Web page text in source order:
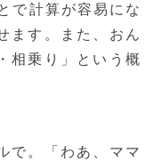
で計算が容易にな
ます。また、おん
相乗り」という概
で。「わあ、ママ